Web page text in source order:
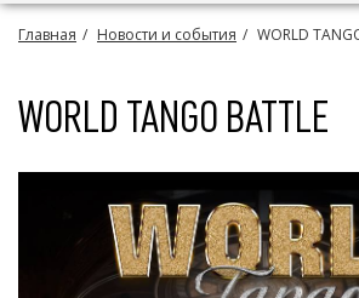
Главная Новости и события WORLD
WORLD TANGO BATTLE